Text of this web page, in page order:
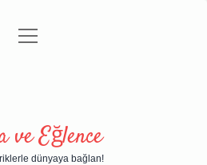
Politikası
menüyü
ve Eğlence
dünyaya bağlan!